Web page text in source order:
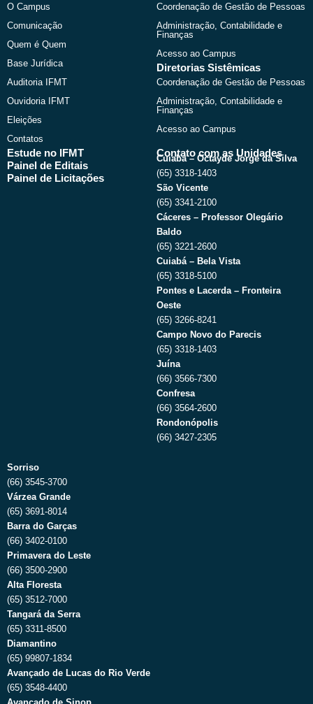
o
k
O Campus
Comunicação
Quem é Quem
Base Jurídica
Auditoria IFMT
Ouvidoria IFMT
Eleições
Contatos
Coordenação de Gestão de Pessoas
Administração, Contabilidade e
Finanças
Acesso ao Campus
Diretorias Sistêmicas
Coordenação de Gestão de Pessoas
Administração, Contabilidade e
Finanças
Acesso ao Campus
Estude no IFMT
Painel de Editais
Painel de Licitações
Contato com as Unidades
Cuiabá – Octayde Jorge da Silva
(65) 3318-1403
São Vicente
(65) 3341-2100
Cáceres – Professor Olegário
Baldo
(65) 3221-2600
Cuiabá – Bela Vista
(65) 3318-5100
Pontes e Lacerda – Fronteira
Oeste
(65) 3266-8241
Campo Novo do Parecis
(65) 3318-1403
Juína
(66) 3566-7300
Confresa
(66) 3564-2600
Rondonópolis
(66) 3427-2305
Sorriso
(66) 3545-3700
Várzea Grande
(65) 3691-8014
Barra do Garças
(66) 3402-0100
Primavera do Leste
(66) 3500-2900
Alta Floresta
(65) 3512-7000
Tangará da Serra
(65) 3311-8500
Diamantino
(65) 99807-1834
Avançado de Lucas do Rio Verde
(65) 3548-4400